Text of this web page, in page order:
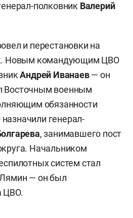
полковник Валерий
и перестановки на
Новым командующим ЦВО
Андрей Иванаев— он
Восточным военным
обязанности
генерал-
, занимавшего пост
Начальником
систем стал
Лямин — он был
ЦВО.